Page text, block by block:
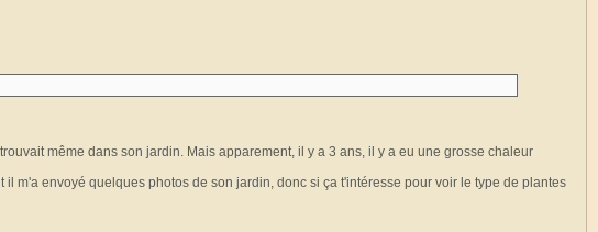
même dans son jardin. Mais apparement, il y a 3 ans, il y a eu une grosse chaleur
m'a envoyé quelques photos de son jardin, donc si ça t'intéresse pour voir le type de plantes